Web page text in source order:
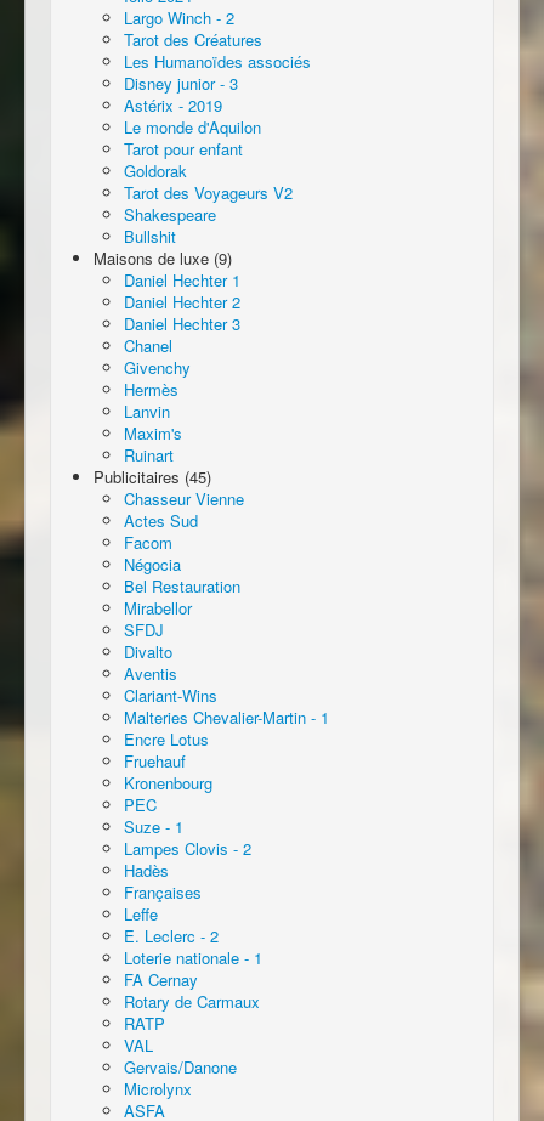
Largo Winch - 2
Tarot des Créatures
Les Humanoïdes associés
Disney junior - 3
Astérix - 2019
Le monde d'Aquilon
Tarot pour enfant
Goldorak
Tarot des Voyageurs V2
Shakespeare
Bullshit
Maisons de luxe (9)
Daniel Hechter 1
Daniel Hechter 2
Daniel Hechter 3
Chanel
Givenchy
Hermès
Lanvin
Maxim's
Ruinart
Publicitaires (45)
Chasseur Vienne
Actes Sud
Facom
Négocia
Bel Restauration
Mirabellor
SFDJ
Divalto
Aventis
Clariant-Wins
Malteries Chevalier-Martin - 1
Encre Lotus
Fruehauf
Kronenbourg
PEC
Suze - 1
Lampes Clovis - 2
Hadès
Françaises
Leffe
E. Leclerc - 2
Loterie nationale - 1
FA Cernay
Rotary de Carmaux
RATP
VAL
Gervais/Danone
Microlynx
ASFA